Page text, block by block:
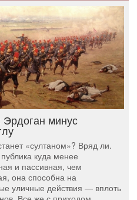
Эрдоган минус
«султаном»? Вряд ли.
куда менее
и пассивная, чем
она способна на
уличные действия — вплоть